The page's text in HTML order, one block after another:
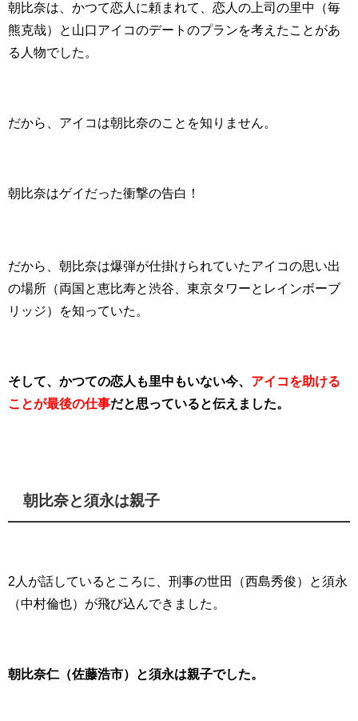
朝比奈は、かつて恋人に頼まれて、恋人の上司の里中（毎
熊克哉）と山口アイコのデートのプランを考えたことがあ
る人物でした。
だから、アイコは朝比奈のことを知りません。
朝比奈はゲイだった衝撃の告白！
だから、朝比奈は爆弾が仕掛けられていたアイコの思い出
の場所（両国と恵比寿と渋谷、東京タワーとレインボーブ
リッジ）を知っていた。
そして、かつての恋人も里中もいない今、 アイコを助ける
ことが最後の仕事だと思っていると伝えました。
朝比奈と須永は親子
2人が話しているところに、刑事の世田（西島秀俊）と須永
（中村倫也）が飛び込んできました。
朝比奈仁（佐藤浩市）と須永は親子でした。